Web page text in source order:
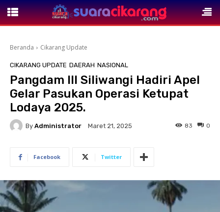
Beranda Cikarang Update
CIKARANG UPDATE DAERAH NASIONAL
Pangdam III Siliwangi Hadiri Apel
Gelar Pasukan Operasi Ketupat
Lodaya 2025.
By Administrator Maret 21, 2025 0
83
Facebook Twitter